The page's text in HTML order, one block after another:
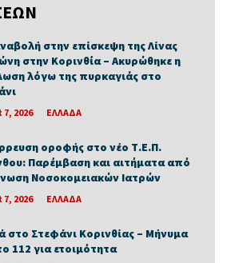
στην επίσκεψη της Λίνας
στην Κορινθία – Ακυρώθηκε η
λόγω της πυρκαγιάς στο
2026 ΕΛΛΑΔΑ
οροφής στο νέο Τ.Ε.Π.
Παρέμβαση και αιτήματα από
Νοσοκομειακών Ιατρών
2026 ΕΛΛΑΔΑ
στο Στεφάνι Κορινθίας – Μήνυμα
112 για ετοιμότητα